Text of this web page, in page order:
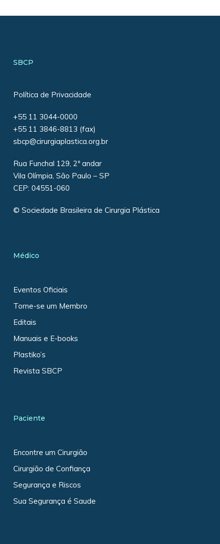
SBCP
Política de Privacidade
+55 11 3044-0000
+55 11 3846-8813 (fax)
sbcp@cirurgiaplastica.org.br
Rua Funchal 129, 2º andar
Vila Olímpia, São Paulo – SP
CEP: 04551-060
© Sociedade Brasileira de Cirurgia Plástica
Médico
Eventos Oficiais
Torne-se um Membro
Editais
Manuais e E-books
Plastiko’s
Revista SBCP
Paciente
Encontre um Cirurgião
Cirurgião de Confiança
Segurança e Riscos
Sua Segurança é Saude